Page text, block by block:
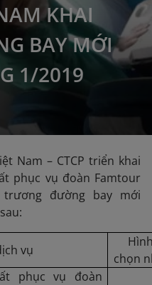
KHAI
BAY MỚI
1/2019
Nam – CTCP triển khai
phục vụ đoàn Famtour
đường bay mới
vụ
chọn
phục vụ đoàn